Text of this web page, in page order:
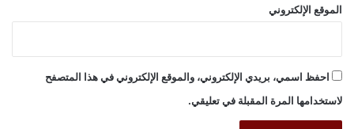
الموقع الإلكتروني
احفظ اسمي، بريدي الإلكتروني، والموقع الإلكتروني في هذا المتصفح
لاستخدامها المرة المقبلة في تعليقي.